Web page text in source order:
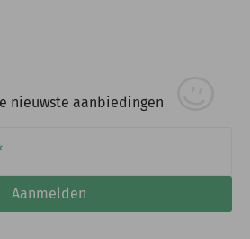
nieuwste aanbiedingen
Aanmelden